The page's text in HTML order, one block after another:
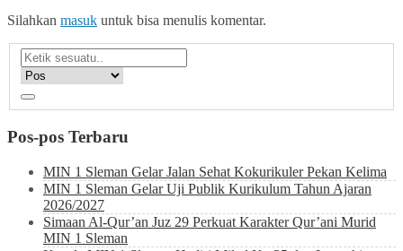
Silahkan masuk untuk bisa menulis komentar.
Pos-pos Terbaru
MIN 1 Sleman Gelar Jalan Sehat Kokurikuler Pekan Kelima
MIN 1 Sleman Gelar Uji Publik Kurikulum Tahun Ajaran
2026/2027
Simaan Al-Qur’an Juz 29 Perkuat Karakter Qur’ani Murid
MIN 1 Sleman